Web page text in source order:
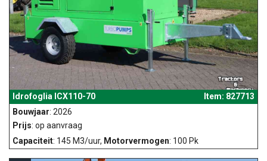
Idrofoglia ICX110-70
Item: 827713
Bouwjaar: 2026
Prijs: op aanvraag
Capaciteit: 145 M3/uur, Motorvermogen: 100 Pk